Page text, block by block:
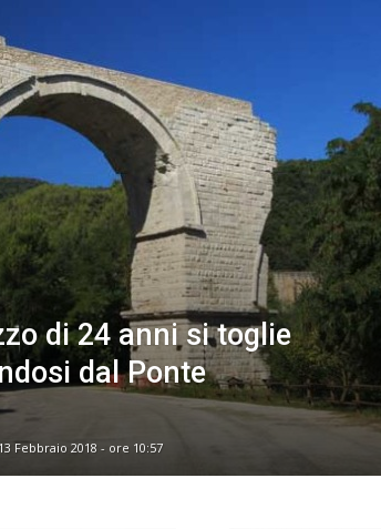
di 24 anni si toglie
dal Ponte
13 Febbraio 2018 - ore 10:57